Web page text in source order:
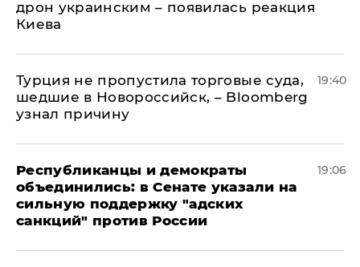
дрон украинским – появилась реакция
Киева
Турция не пропустила торговые суда,
шедшие в Новороссийск, – Bloomberg
узнал причину
19:40
Республиканцы и демократы
объединились: в Сенате указали на
сильную поддержку "адских
санкций" против России
19:06